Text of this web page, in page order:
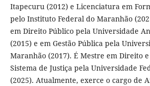
Itapecuru (2012) e Licenciatura em
pelo Instituto Federal do Maranhão
em Direito Público pela Universidade
(2015) e em Gestão Pública pela
Maranhão (2017). É Mestre em Direito
Sistema de Justiça pela Universidade
(2025). Atualmente, exerce o cargo de